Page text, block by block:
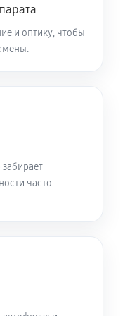
Sony A65
Sony A65
и оптику, чтобы
часто